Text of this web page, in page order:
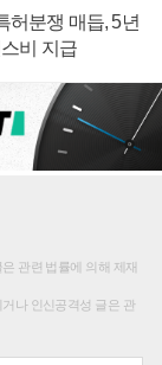
허분쟁 매듭, 5년
비 지급
관련 법률에 의해 제재
나 인신공격성 글은 관